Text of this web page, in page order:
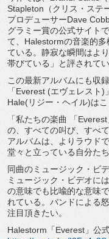
Stapleton（クリス・ステ
プロデューサーDave
グラミー賞の公式サイト
て、 Halestormの音楽的
ている。静寂な瞬間はより
帯びている」と評されてい
この最新アルバムにも収
「Everest (エヴェレスト
Hale(リジー・ヘイル)はこ
「私たちの楽曲 「
の、 すべての叫び、すべ
アルバムは、よりラウド
堂々と立っている自分た
同曲のミュージック・ ビ
ミュージック・ ビデオに
の意味でも比喩的な意味
れている。 バンドによる
注目頂きたい。
Halestorm「Everest」公